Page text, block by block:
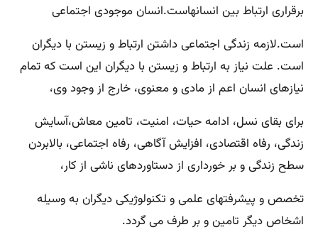
برقراری ارتباط بین انسانهاست.انسان موجودی اجتماعی
است.لازمه زندگی اجتماعی داشتن ارتباط و زیستن با دیگران
است. علت نیاز به ارتباط و زیستن با دیگران این است که تمام
نیازهای انسان اعم از مادی و معنوی، خارج از وجود وی،
برای بقای نسل، ادامه حیات، امنیت، تامین معاش،آسایش
زندگی، رفاه اقتصادی، افزایش آگاهی، رفاه اجتماعی، بالابردن
سطح زندگی و بر خورداری از دستاوردهای ناشی از کار،
تخصص و پیشرفتهای علمی و تکنولوژیکی دیگران به وسیله
اشخاص دیگر تامین و بر طرف می گردد.